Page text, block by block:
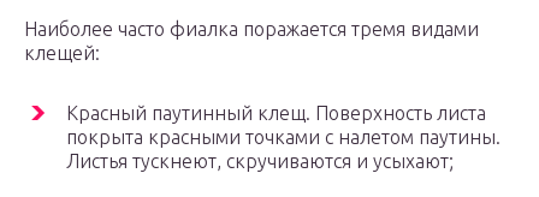
Наиболее часто фиалка поражается тремя видами
клещей:
Красный паутинный клещ. Поверхность листа
покрыта красными точками с налетом паутины.
Листья тускнеют, скручиваются и усыхают;